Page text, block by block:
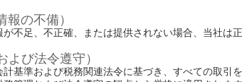
の不備）
不足、不正確、または提供されない場合、当社は
よび法令遵守）
基準および税務関連法令に基づき、すべての取引